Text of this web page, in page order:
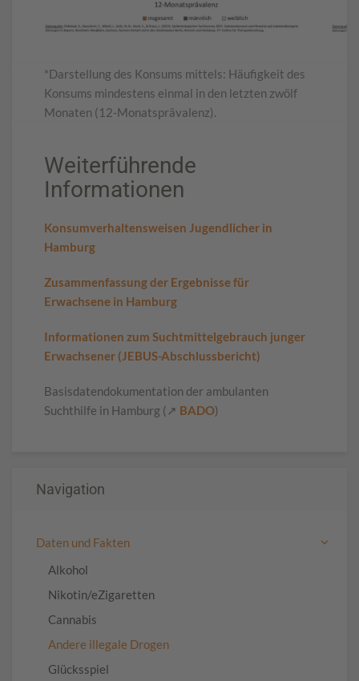
*Darstellung des Konsums mittels: Häufigkeit des
Konsums mindestens einmal in den letzten zwölf
Monaten (12-Monatsprävalenz).
Weiterführende
Informationen
Konsumverhaltensweisen Jugendlicher in
Hamburg
Zusammenfassung der Ergebnisse für
Erwachsene in Hamburg
Informationen zum Suchtmittelgebrauch junger
Erwachsener (JEBUS-Abschlussbericht)
Basisdatendokumentation der ambulanten
Suchthilfe in Hamburg (↗ BADO)
Navigation
Daten und Fakten
Alkohol
Nikotin/eZigaretten
Cannabis
Andere illegale Drogen
Glücksspiel